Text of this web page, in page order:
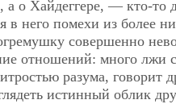
о Хайдеггере, — кто-то
него помехи из более
совершенно
отношений: много лжи
разума, говорит
истинный облик